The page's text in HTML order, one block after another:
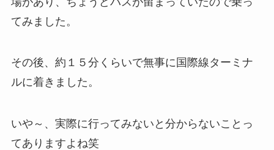
てみました。
その後、約１５分くらいで無事に国際線ターミナ
ルに着きました。
いや～、実際に行ってみないと分からないことっ
てありますよね笑